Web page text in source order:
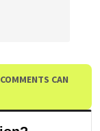
CAN